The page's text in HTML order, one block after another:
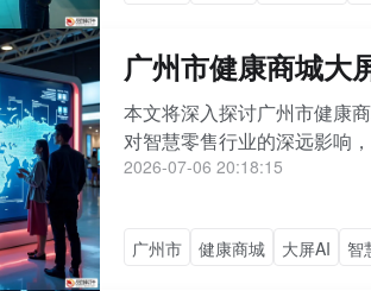
广州市健康商城大
本文将深入探讨广州市健康
对智慧零售行业的深远影响
2026-07-06 20:18:15
广州市 健康商城 大屏AI 智